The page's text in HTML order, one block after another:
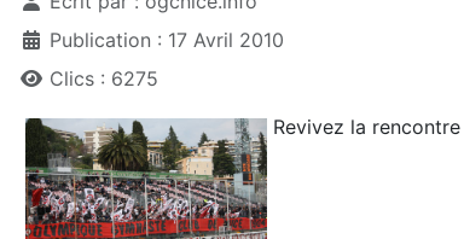
Publication : 17 Avril 2010
Clics : 6275
Revivez la